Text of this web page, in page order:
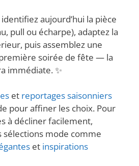
identifiez aujourd’hui la pièce
pull ou écharpe), adaptez la
puis assemblez une
soirée de fête — la
immédiate. ✨
et reportages saisonniers
pour affiner les choix. Pour
à décliner facilement,
sélections mode comme
et inspirations